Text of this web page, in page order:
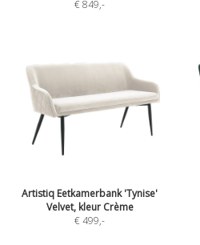
€ 849,-
Artistiq Eetkamerbank 'Tynise'
Velvet, kleur Crème
€ 499,-